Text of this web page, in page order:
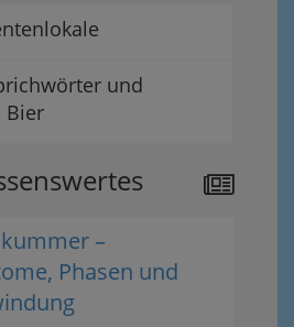
und
Bier
–
Phasen und